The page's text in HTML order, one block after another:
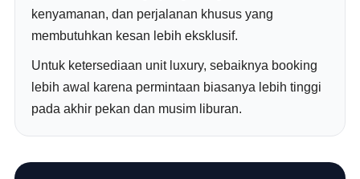
kenyamanan, dan perjalanan khusus yang
membutuhkan kesan lebih eksklusif.
Untuk ketersediaan unit luxury, sebaiknya booking
lebih awal karena permintaan biasanya lebih tinggi
pada akhir pekan dan musim liburan.